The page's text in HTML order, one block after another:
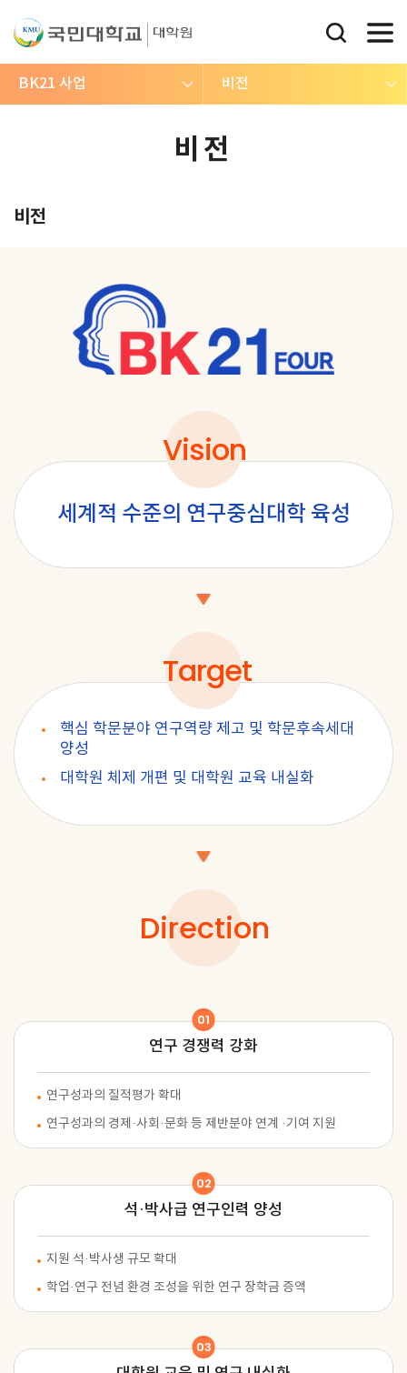
BK21 사업 비전
비전
비전
Vision
세계적 수준의 연구중심대학 육성
Target
핵심 학문분야 연구역량 제고 및 학문후속세대
양성
대학원 체제 개편 및 대학원 교육 내실화
Direction
01
연구 경쟁력 강화
연구성과의 질적평가 확대
연구성과의 경제·사회·문화 등 제반분야 연계 ·기여 지원
02
석·박사급 연구인력 양성
지원 석·박사생 규모 확대
학업·연구 전념 환경 조성을 위한 연구 장학금 증액
03